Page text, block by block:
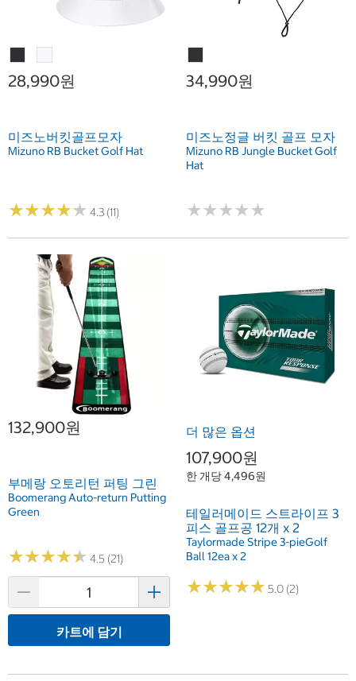
28,990원
미즈노버킷골프모자
Mizuno RB Bucket Golf Hat
★★★★★
★★★★★ 4.3 (11)
34,990원
미즈노정글 버킷 골프 모자
Mizuno RB Jungle Bucket Golf
Hat
★★★★★
★★★★★
132,900원
부메랑 오토리턴 퍼팅 그린
Boomerang Auto-return Putting
Green
★★★★★
★★★★★ 4.5 (21)
카트에 담기
더 많은 옵션
107,900원
한 개당 4,496원
테일러메이드 스트라이프 3
피스 골프공 12개 x 2
Taylormade Stripe 3-pieGolf
Ball 12ea x 2
★★★★★
★★★★★ 5.0 (2)